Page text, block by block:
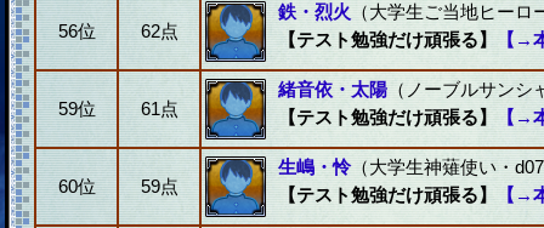
56位 62点
鉄・烈火 （大学生ご当地ヒーロ
【テスト勉強だけ頑張る】
【→
59位 61点
緒音依・太陽 （ノーブルサンシ
【テスト勉強だけ頑張る】
【→
60位 59点
生嶋・怜（大学生神薙使い・
【テスト勉強だけ頑張る】
【→